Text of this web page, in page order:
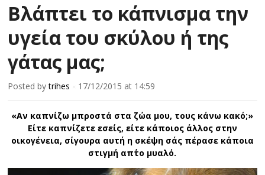
Bλάπτει το κάπνισμα την
υγεία του σκύλου ή της
γάτας μας;
Posted bytrihes 17/12/2015 at 14:59
«Αν καπνίζω μπροστά στα ζώα μου, τους κάνω κακό;»
Είτε καπνίζετε εσείς, είτε κάποιος άλλος στην
οικογένεια, σίγουρα αυτή η σκέψη σάς πέρασε κάποια
στιγμή απ΄το μυαλό.